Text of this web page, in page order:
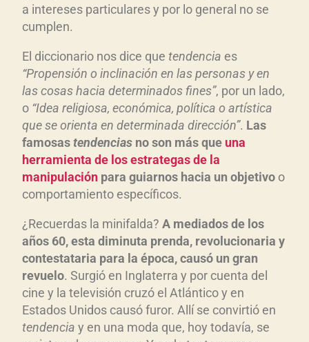
a intereses particulares y por lo general no se
cumplen.
El diccionario nos dice que tendencia es
“Propensión o inclinación en las personas y en
las cosas hacia determinados fines”, por un lado,
o “Idea religiosa, económica, política o artística
que se orienta en determinada dirección”. Las
famosastendencias no son más que una
herramienta de los estrategas de la
manipulación para guiarnos hacia un objetivo o
comportamiento específicos.
¿Recuerdas la minifalda? A mediados de los
años 60, esta diminuta prenda, revolucionaria y
contestataria para la época, causó un gran
revuelo. Surgió en Inglaterra y por cuenta del
cine y la televisión cruzó el Atlántico y en
Estados Unidos causó furor. Allí se convirtió en
tendencia y en una moda que, hoy todavía, se